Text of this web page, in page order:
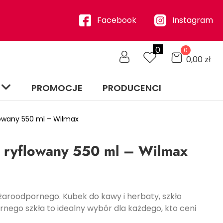
Facebook Instagram
0 0
0,00 zł
PROMOCJE PRODUCENCI
550 ml – Wilmax
550 ml – Wilmax
Kubek do kawy i herbaty, szkło
szkła to idealny wybór dla każdego, kto ceni